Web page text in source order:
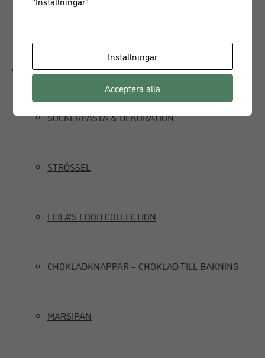
Delikatesser
SOCKERPASTA & DEKORATION
STRÖSSEL
LEILA’S FOOD COLLECTION
CHOKLADKNAPPAR – CHOKLAD TILL BAKNING
MARSIPAN
Inställningar
Acceptera alla